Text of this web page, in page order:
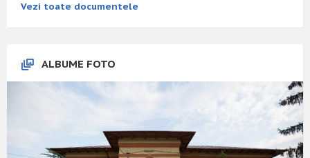
Vezi toate documentele
ALBUME FOTO